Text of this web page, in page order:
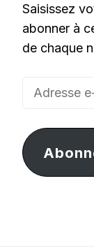
Saisissez
abonner à
de chaque
Adresse
mail